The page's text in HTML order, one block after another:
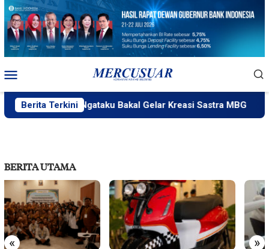
Loncat
konten
Mobile
Berita Terkini
PlakPlik Ngataku Bakal Gelar Kreasi Sastra MBG
BERITA UTAMA
« »